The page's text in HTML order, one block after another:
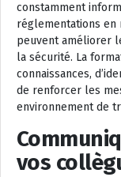
constamment
réglementations en
peuvent améliorer
la sécurité. La
connaissances,
de renforcer les
environnement de
vos